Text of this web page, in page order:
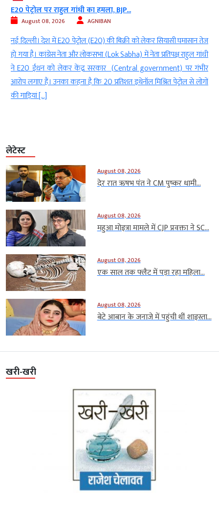
E20 पेट्रोल पर राहुल गांधी का हमला, BJP...
August 08, 2026 AGNIBAN
नई दिल्ली। देश में E20 पेट्रोल (E20) की बिक्री को लेकर सियासी घमासान तेज
हो गया है। कांग्रेस नेता और लोकसभा (Lok Sabha) में नेता प्रतिपक्ष राहुल गांधी
ने E20 ईंधन को लेकर केंद्र सरकार (Central government) पर गंभीर
आरोप लगाए हैं। उनका कहना है कि 20 प्रतिशत इथेनॉल मिश्रित पेट्रोल से लोगों
की गाड़ियां […]
लेटेस्ट
August 08, 2026
देर रात ऋषभ पंत ने CM पुष्कर धामी...
August 08, 2026
महुआ मोइत्रा मामले में CJP प्रवक्ता ने SC...
August 08, 2026
एक साल तक फ्लैट में पड़ा रहा महिला...
August 08, 2026
बेटे आबान के जनाजे में पहुंची थीं शाइस्ता...
खरी-खरी